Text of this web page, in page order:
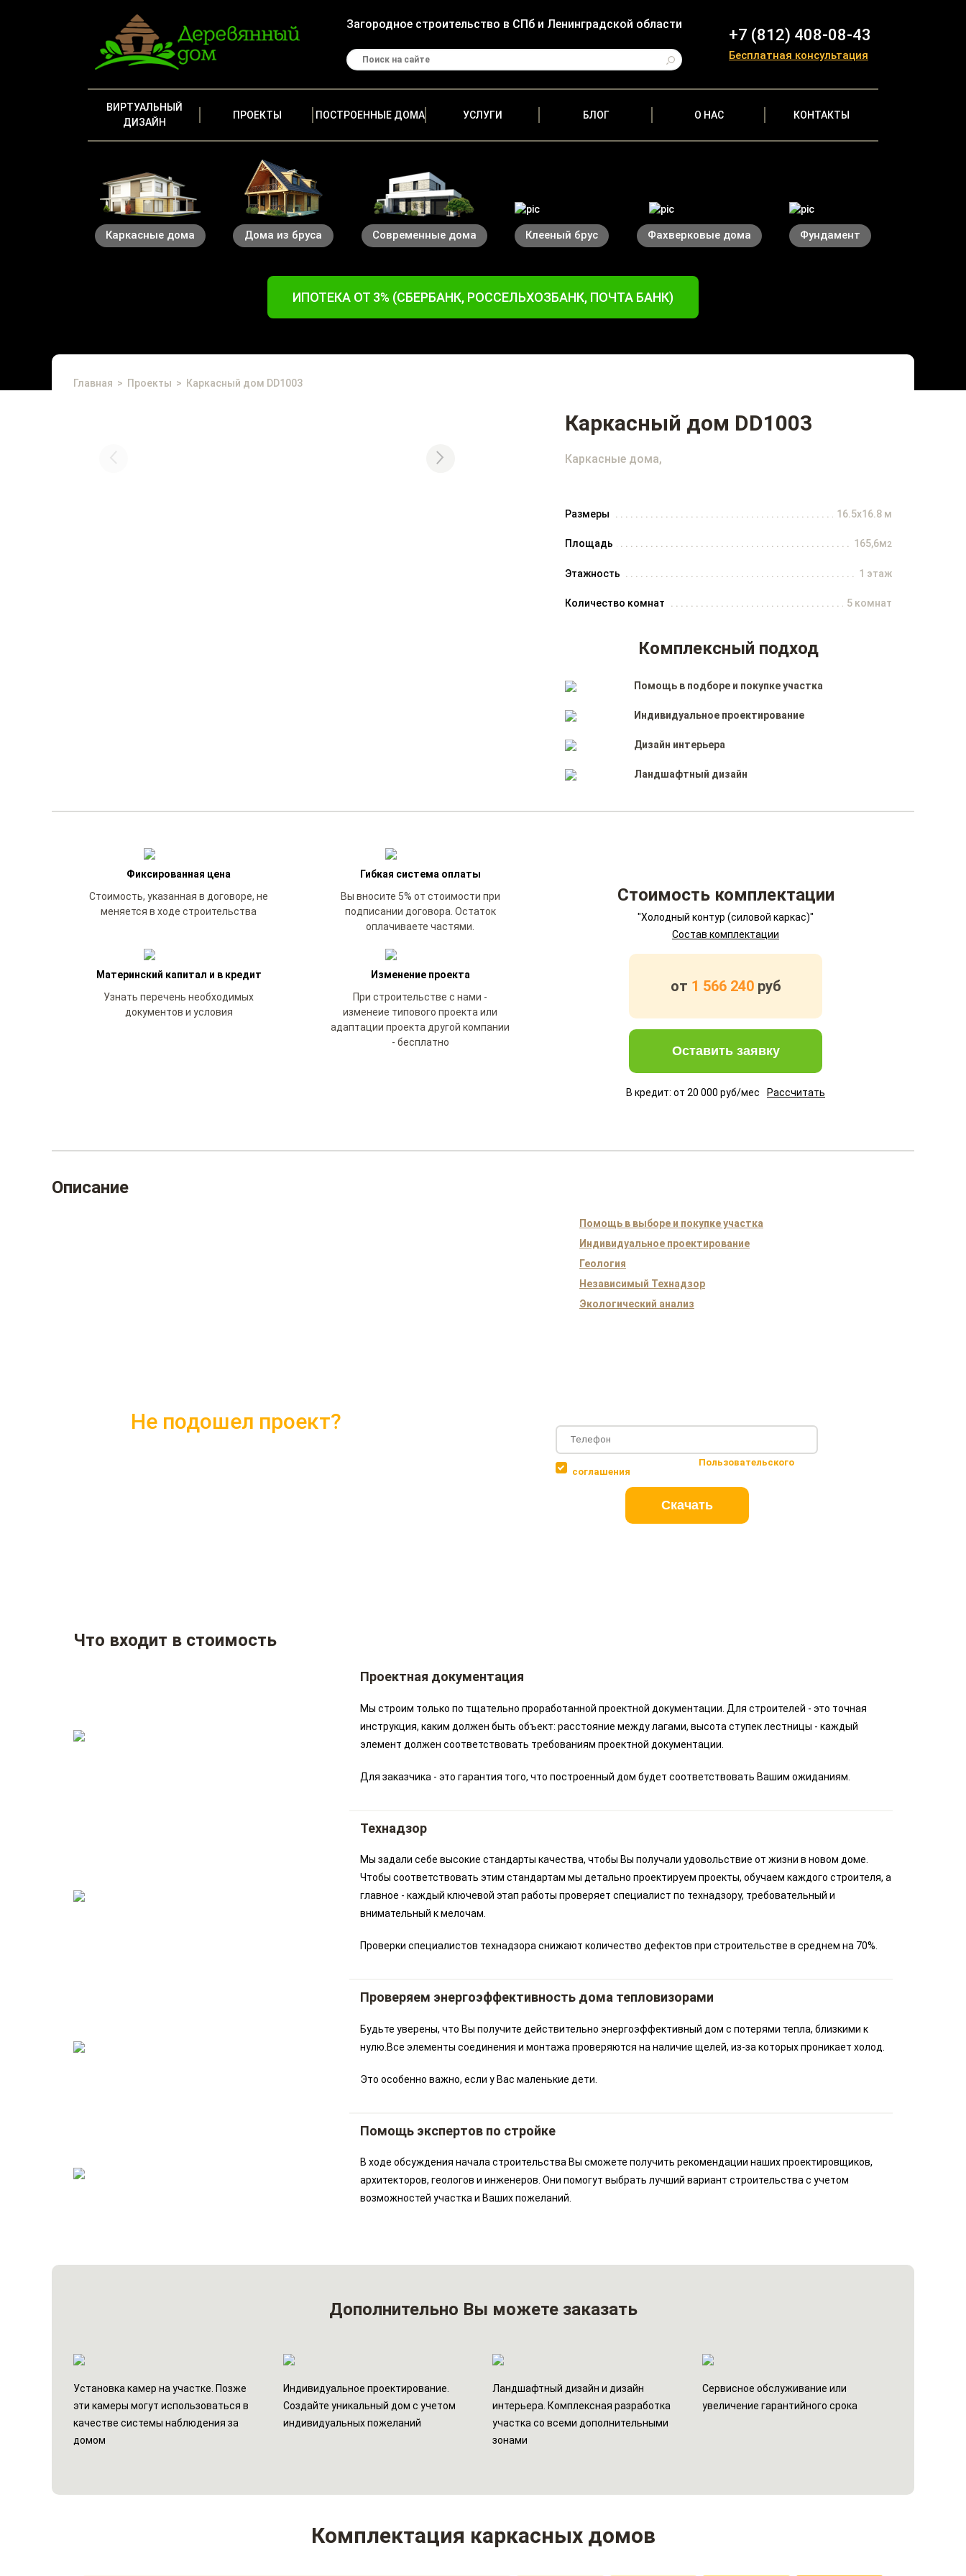
Загородное строительство в СПб и Ленинградской области
+7 (812) 408-08-43
Бесплатная консультация
ВИРТУАЛЬНЫЙ
ДИЗАЙН
ПРОЕКТЫ ПОСТРОЕННЫЕ ДОМА УСЛУГИ БЛОГ О НАС КОНТАКТЫ
Каркасные дома Дома из бруса Современные дома Клееный брус Фахверковые дома Фундамент
ИПОТЕКА ОТ 3% (СБЕРБАНК, РОССЕЛЬХОЗБАНК, ПОЧТА БАНК)
Главная Проекты Каркасный дом DD1003
Каркасный дом DD1003
Каркасные дома,
Размеры 16.5x16.8 м
Площадь 165,6м2
Этажность 1 этаж
Количество комнат 5 комнат
Комплексный подход
Помощь в подборе и покупке участка
Индивидуальное проектирование
Дизайн интерьера
Ландшафтный дизайн
Фиксированная цена
Стоимость, указанная в договоре, не
меняется в ходе строительства
Гибкая система оплаты
Вы вносите 5% от стоимости при
подписании договора. Остаток
оплачиваете частями.
Материнский капитал и в кредит
Узнать перечень необходимых
документов и условия
Изменение проекта
При строительстве с нами -
изменеие типового проекта или
адаптации проекта другой компании
- бесплатно
Стоимость комплектации
"Холодный контур (силовой каркас)"
Состав комплектации
от 1 566 240 руб
Оставить заявку
В кредит: от 20 000 руб/мес Рассчитать
Описание
Помощь в выборе и покупке участка
Индивидуальное проектирование
Геология
Независимый Технадзор
Экологический анализ
Не подошел проект?
Пользовательского
соглашения
Скачать
Что входит в стоимость
Проектная документация
Мы строим только по тщательно проработанной проектной документации. Для строителей - это точная
инструкция, каким должен быть объект: расстояние между лагами, высота ступек лестницы - каждый
элемент должен соответствовать требованиям проектной документации.
Для заказчика - это гарантия того, что построенный дом будет соответствовать Вашим ожиданиям.
Технадзор
Мы задали себе высокие стандарты качества, чтобы Вы получали удовольствие от жизни в новом доме.
Чтобы соответствовать этим стандартам мы детально проектируем проекты, обучаем каждого строителя, а
главное - каждый ключевой этап работы проверяет специалист по технадзору, требовательный и
внимательный к мелочам.
Проверки специалистов технадзора снижают количество дефектов при строительстве в среднем на 70%.
Проверяем энергоэффективность дома тепловизорами
Будьте уверены, что Вы получите действительно энергоэффективный дом с потерями тепла, близкими к
нулю.Все элементы соединения и монтажа проверяются на наличие щелей, из-за которых проникает холод.
Это особенно важно, если у Вас маленькие дети.
Помощь экспертов по стройке
В ходе обсуждения начала строительства Вы сможете получить рекомендации наших проектировщиков,
архитекторов, геологов и инженеров. Они помогут выбрать лучший вариант строительства с учетом
возможностей участка и Ваших пожеланий.
Дополнительно Вы можете заказать
Установка камер на участке. Позже
эти камеры могут использоваться в
качестве системы наблюдения за
домом
Индивидуальное проектирование.
Создайте уникальный дом с учетом
индивидуальных пожеланий
Ландшафтный дизайн и дизайн
интерьера. Комплексная разработка
участка со всеми дополнительными
зонами
Сервисное обслуживание или
увеличение гарантийного срока
Комплектация каркасных домов